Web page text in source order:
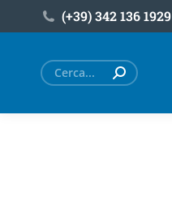
(+39) ‎342 136 1929
Cerca: